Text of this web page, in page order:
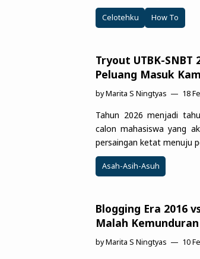
Celotehku How To
Tryout UTBK-SNBT
Peluang Masuk
byMarita S Ningtyas 18
Tahun 2026 menjadi
calon mahasiswa yang
persaingan ketat menuju
Asah-Asih-Asuh
Blogging Era 2016
Malah Kemunduran
byMarita S Ningtyas 10